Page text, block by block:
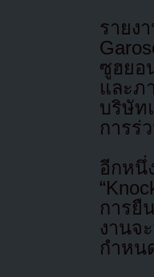
ราย
ซูฮย
และภ
บริษัท
การร่
อีกหนึ่
การยื
งาน
กำหน